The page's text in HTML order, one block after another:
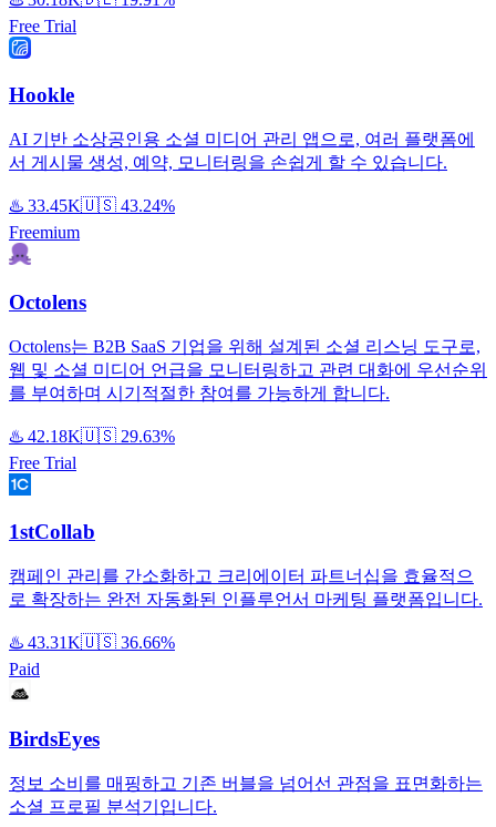
Free Trial
Hookle
AI 기반 소상공인용 소셜 미디어 관리 앱으로, 여러 플랫폼에
서 게시물 생성, 예약, 모니터링을 손쉽게 할 수 있습니다.
♨️ 33.45K🇺🇸 43.24%
Freemium
Octolens
Octolens는 B2B SaaS 기업을 위해 설계된 소셜 리스닝 도구로,
웹 및 소셜 미디어 언급을 모니터링하고 관련 대화에 우선순위
를 부여하며 시기적절한 참여를 가능하게 합니다.
♨️ 42.18K🇺🇸 29.63%
Free Trial
1stCollab
캠페인 관리를 간소화하고 크리에이터 파트너십을 효율적으
로 확장하는 완전 자동화된 인플루언서 마케팅 플랫폼입니다.
♨️ 43.31K🇺🇸 36.66%
Paid
BirdsEyes
정보 소비를 매핑하고 기존 버블을 넘어선 관점을 표면화하는
소셜 프로필 분석기입니다.